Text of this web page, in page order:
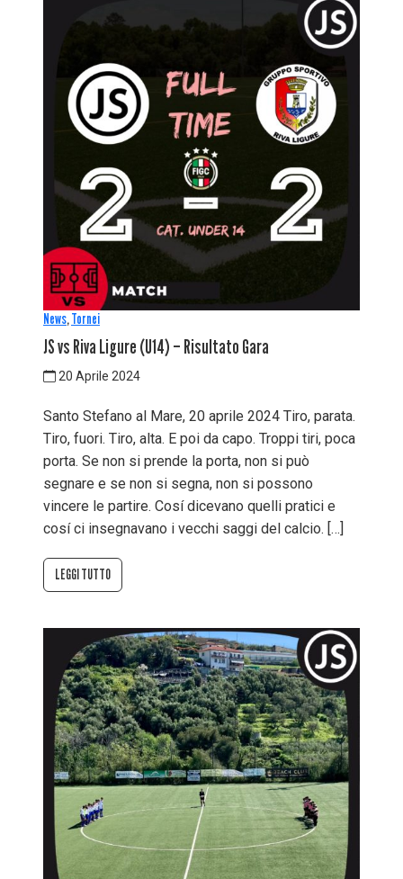
News,Tornei
JS vs Riva Ligure (U14) – Risultato Gara
20 Aprile 2024
Santo Stefano al Mare, 20 aprile 2024 Tiro, parata.
Tiro, fuori. Tiro, alta. E poi da capo. Troppi tiri, poca
porta. Se non si prende la porta, non si può
segnare e se non si segna, non si possono
vincere le partire. Cosí dicevano quelli pratici e
cosí ci insegnavano i vecchi saggi del calcio. […]
LEGGI TUTTO